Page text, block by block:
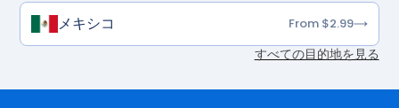
メキシコ From $2.99
すべての目的地を見る